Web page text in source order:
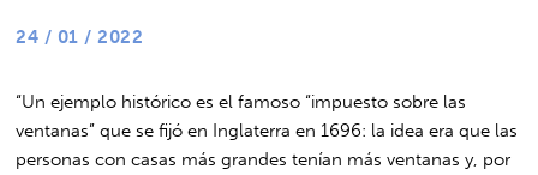
24 / 01 / 2022
“Un ejemplo histórico es el famoso “impuesto sobre las
ventanas” que se fijó en Inglaterra en 1696: la idea era que las
personas con casas más grandes tenían más ventanas y, por